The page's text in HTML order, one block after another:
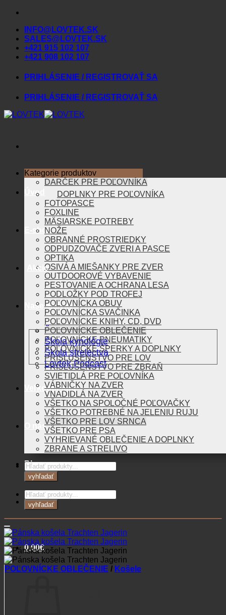
Skip
contentINFO@LOVTEK.SK
SALES@LOVTEK.SK
+421 915 102 107
+421 908 102 107
PRIHLÁSENIE / REGISTROVAŤ SA
PRIHLÁSENIE / REGISTROVAŤ SA
Úvod
E-shop
Akcie
Naše aktivity
Škola vábenia
Škola kynológie
Škola strelectva
Lovtek Podcast
Veľkoobchod
O nás
Blog
Kontakt
0,00€
Košík
Kategorie produktov
DARČEK PRE POĽOVNÍKA
DOPLNKY PRE POĽOVNÍKA
FOTOPASCE
FOXLINE
MÄSIARSKE POTREBY
NOŽE
OBRANNÉ PROSTRIEDKY
ODPUDZOVAČE ZVERI A PASCE
OPTIKA
OSIVÁ A MIEŠANKY PRE ZVER
OUTDOOROVÉ VYBAVENIE
PESTOVANIE A OCHRANA LESA
PODLOŽKY POD TROFEJ
POĽOVNÍCKA OBUV
POĽOVNÍCKA SVAČINKA
POĽOVNÍCKE KNIHY, CD, DVD
POĽOVNÍCKE OBLEČENIE
POĽOVNÍCKE PNEUMATIKY
POĽOVNÍCKE ŠPERKY A DOPLNKY
PRÍSLUŠENSTVO PRE LOV
PRÍSLUŠENSTVO PRE ZBRAŇ
SVIETIDLÁ PRE POĽOVNÍKA
VÁBNIČKY NA ZVER
VNADIDLÁ NA ZVER
VŠETKO NA SPOLOČNÉ POĽOVAČKY
VŠETKO POTREBNÉ NA JELENIU RUJU
VŠETKO PRE LOV SRNCA
VŠETKO PRE PSA
VYHRIEVANÉ OBLEČENIE A DOPLNKY
ZBRANE A STRELIVO
Products
search
vyhľadať
Products
search
vyhľadať
POĽOVNÍCKE OBLEČENIE / Košele